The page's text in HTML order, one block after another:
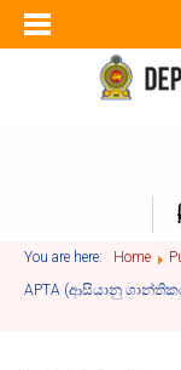
You are here: Home
APTA (ආසියානු